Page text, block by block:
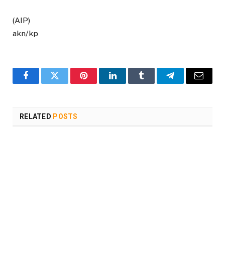
(AIP)
akn/kp
FacebookTwitter PinterestLinkedInTumblr TelegramEmail
RELATED POSTS